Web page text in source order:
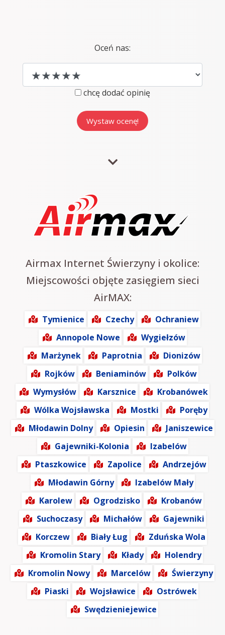
Oceń nas:
chcę dodać opinię
Airmax Internet Świerzyny i okolice:
Miejscowości objęte zasięgiem sieci
AirMAX:
Tymienice Czechy
Ochraniew
Annopole Nowe
Wygiełzów
Marżynek
Paprotnia
Dionizów
Rojków
Beniaminów
Polków
Wymysłów
Karsznice
Krobanówek
Wólka Wojsławska
Mostki
Poręby
Młodawin Dolny
Opiesin
Janiszewice
Gajewniki-Kolonia
Izabelów
Ptaszkowice
Zapolice
Andrzejów
Młodawin Górny
Izabelów Mały
Karolew
Ogrodzisko
Krobanów
Suchoczasy
Michałów
Gajewniki
Korczew
Biały Ług
Zduńska Wola
Kromolin Stary
Kłady
Holendry
Kromolin Nowy
Marcelów
Świerzyny
Piaski
Wojsławice
Ostrówek
Swędzieniejewice